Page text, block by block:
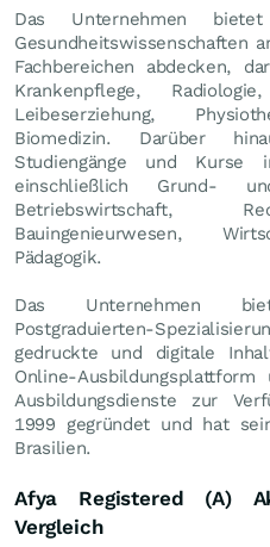
Das Unternehmen
Gesundheitswissenschaften
Fachbereichen abdecken,
Krankenpflege,
Leibeserziehung,
Biomedizin. Darüber
Studiengänge und Kurse
einschließlich Grund-
Betriebswirtschaft,
Bauingenieurwesen,
Pädagogik.
Das Unternehmen
Postgraduierten-
gedruckte und digitale
Online-
Ausbildungsdienste zur
1999 gegründet und hat
Brasilien.
Afya Registered (A)
Vergleich